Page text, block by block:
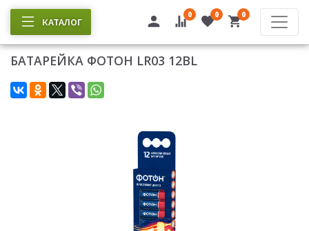
КАТАЛОГ
0 0 0
БАТАРЕЙКА ФОТОН LR03 12BL